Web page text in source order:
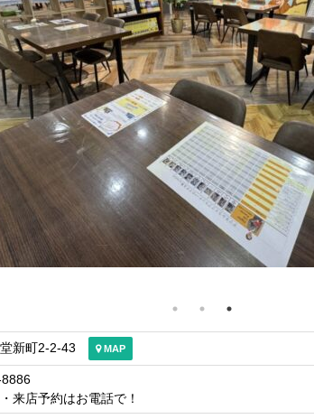
新町2-2-43 MAP
来店予約はお電話で！